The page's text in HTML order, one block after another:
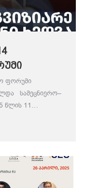
ფორუმი
სამეცნიერო–
წლის 11…